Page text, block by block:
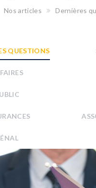
Nos articles Dernières
QUESTIONS